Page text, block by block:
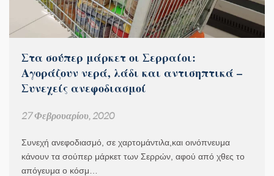
Στα σούπερ μάρκετ οι Σερραίοι:
Αγοράζουν νερά, λάδι και αντισηπτικά –
Συνεχείς ανεφοδιασμοί
27 Φεβρουαρίου, 2020
Συνεχή ανεφοδιασμό, σε χαρτομάντιλα,και οινόπνευμα
κάνουν τα σούπερ μάρκετ των Σερρών, αφού από χθες το
απόγευμα ο κόσμ…